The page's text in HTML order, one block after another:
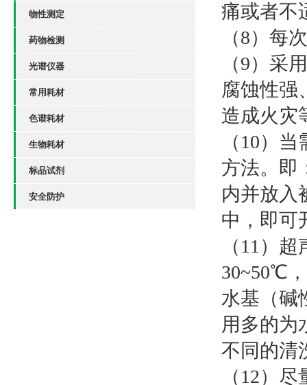
物性测定
药物检测
光谱仪器
常用耗材
色谱耗材
生物耗材
标品试剂
安全防护
痛或者不
（8） 每
（9） 采
腐蚀性强
造成火灾
（10）
方法。即
内并放入
中，即可
（1 1 ） 超
30~50℃，
水基（碱
用多的为
不同的清
（12）